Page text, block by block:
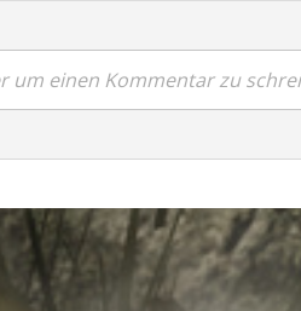
um einen Kommentar zu